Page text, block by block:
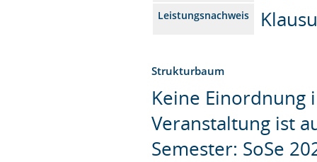
Leistungsnachweis
Strukturbaum
Keine Einordnung
Veranstaltung ist
Semester: SoSe